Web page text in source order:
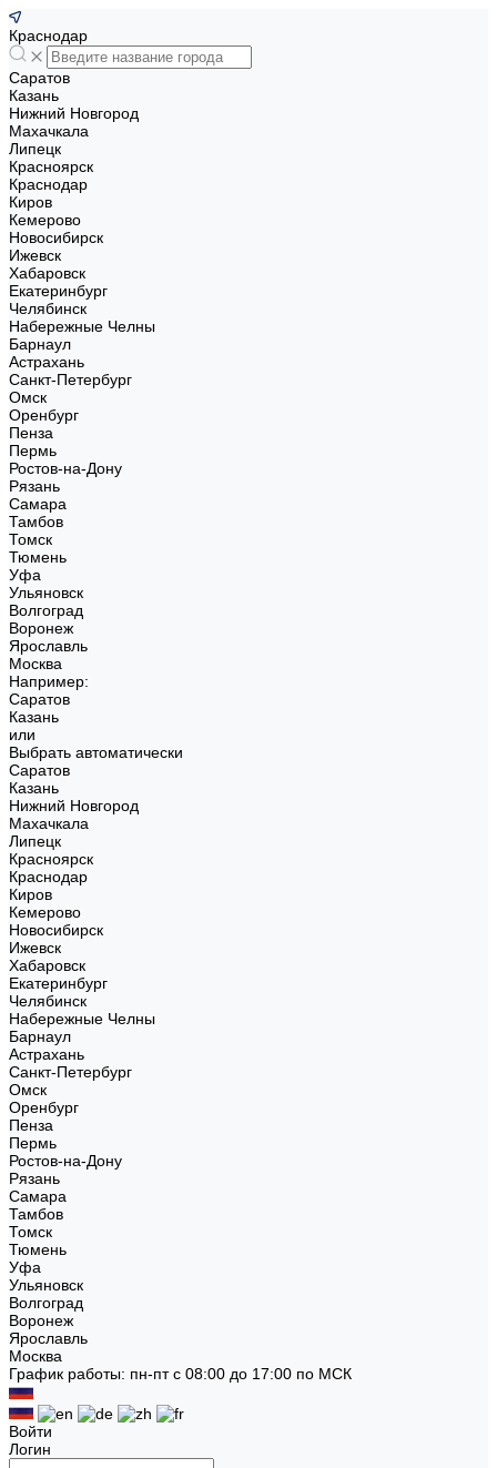
Краснодар
Саратов
Казань
Нижний Новгород
Махачкала
Липецк
Красноярск
Краснодар
Киров
Кемерово
Новосибирск
Ижевск
Хабаровск
Екатеринбург
Челябинск
Набережные Челны
Барнаул
Астрахань
Санкт-Петербург
Омск
Оренбург
Пенза
Пермь
Ростов-на-Дону
Рязань
Самара
Тамбов
Томск
Тюмень
Уфа
Ульяновск
Волгоград
Воронеж
Ярославль
Москва
Например:
Саратов
Казань
или
Выбрать автоматически
Саратов
Казань
Нижний Новгород
Махачкала
Липецк
Красноярск
Краснодар
Киров
Кемерово
Новосибирск
Ижевск
Хабаровск
Екатеринбург
Челябинск
Набережные Челны
Барнаул
Астрахань
Санкт-Петербург
Омск
Оренбург
Пенза
Пермь
Ростов-на-Дону
Рязань
Самара
Тамбов
Томск
Тюмень
Уфа
Ульяновск
Волгоград
Воронеж
Ярославль
Москва
График работы: пн-пт с 08:00 до 17:00 по МСК
Войти
Логин